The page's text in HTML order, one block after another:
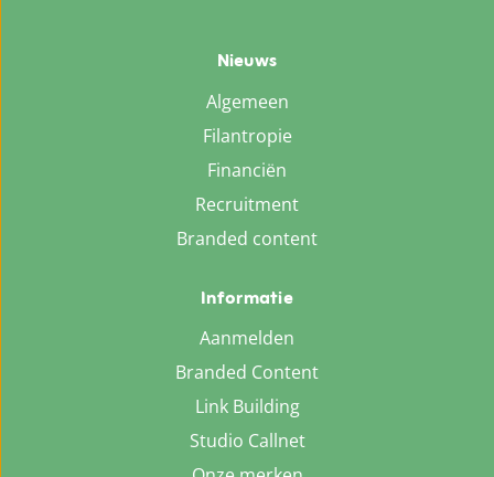
Nieuws
Algemeen
Filantropie
Financiën
Recruitment
Branded content
Informatie
Aanmelden
Branded Content
Link Building
Studio Callnet